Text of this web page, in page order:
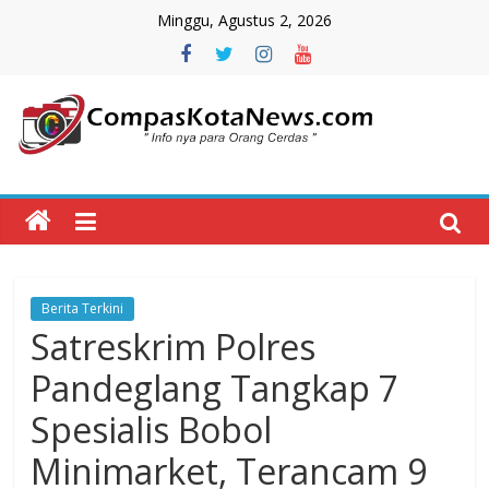
Minggu, Agustus 2, 2026
Compas
Kota
CompasKotaNews.com
Hadir
untuk
memberikan
informasi
kepada
masyarakat
Berita Terkini
Satreskrim Polres
Pandeglang Tangkap 7
Spesialis Bobol
Minimarket, Terancam 9